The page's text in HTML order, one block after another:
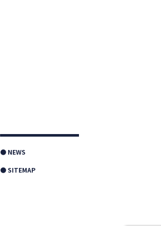
● NEWS
● SITEMAP